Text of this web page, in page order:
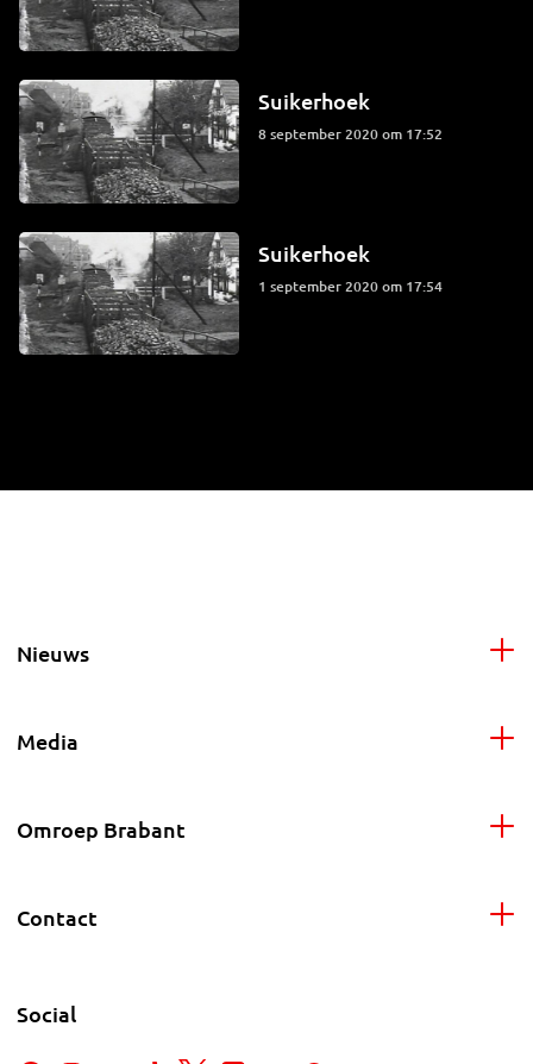
Suikerhoek
8 september 2020 om 17:52
Suikerhoek
1 september 2020 om 17:54
Nieuws
Media
Omroep Brabant
Contact
Social